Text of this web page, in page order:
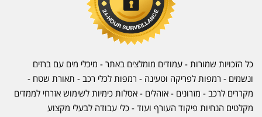
כל הזכויות שמורות - עמודים מומלצים באתר - מיכלי מים עם ברזים
ונשמים - רמפות לפריקה וטעינה - רמפות לכלי רכב - תאורת שטח -
מקררים לרכב - מזרונים - אוהלים - אסלות כימיות לשימוש אזרחי לממדים
מקלטים הנחיות פיקוד העורף ועוד - כלי עבודה לבעלי מקצוע